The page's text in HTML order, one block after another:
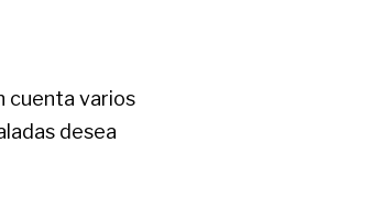
cuenta varios
desea